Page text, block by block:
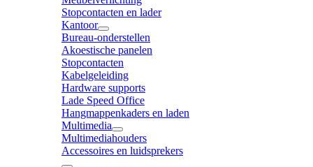
Stopcontacten en lader
Kantoor
Bureau-onderstellen
Akoestische panelen
Stopcontacten
Kabelgeleiding
Hardware supports
Lade Speed Office
Hangmappenkaders en laden
Multimedia
Multimediahouders
Accessoires en luidsprekers